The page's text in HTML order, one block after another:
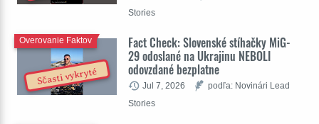
Stories
Sčasti vykryté
Fact Check: Slovenské stíhačky MiG-
29 odoslané na Ukrajinu NEBOLI
odovzdané bezplatne
Overovanie Faktov
Jul 7, 2026
podľa: Novinári Lead
Stories